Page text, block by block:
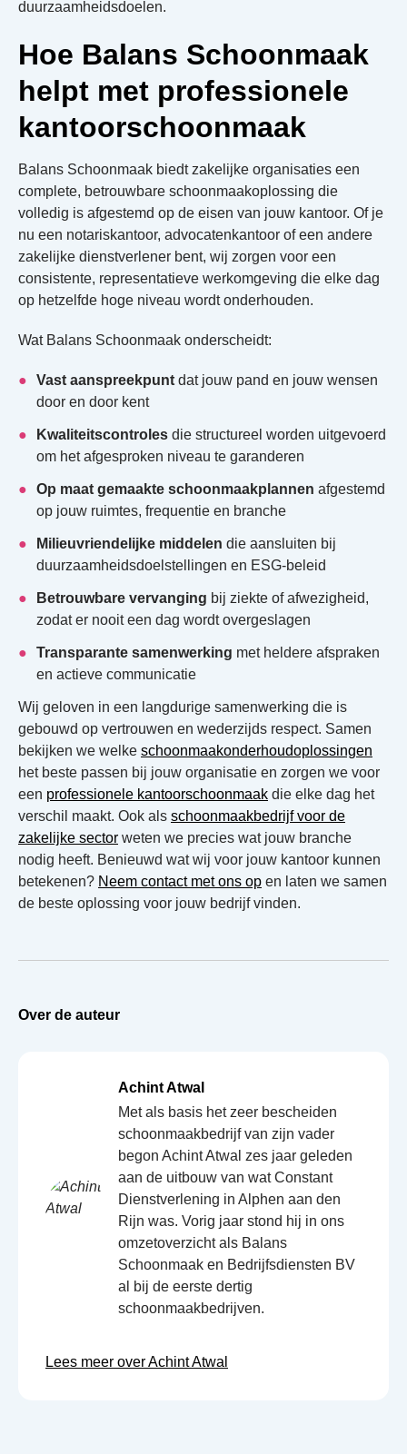
duurzaamheidsdoelen.
Hoe Balans Schoonmaak
helpt met professionele
kantoorschoonmaak
Balans Schoonmaak biedt zakelijke organisaties een
complete, betrouwbare schoonmaakoplossing die
volledig is afgestemd op de eisen van jouw kantoor. Of je
nu een notariskantoor, advocatenkantoor of een andere
zakelijke dienstverlener bent, wij zorgen voor een
consistente, representatieve werkomgeving die elke dag
op hetzelfde hoge niveau wordt onderhouden.
Wat Balans Schoonmaak onderscheidt:
Vast aanspreekpunt dat jouw pand en jouw wensen
door en door kent
Kwaliteitscontroles die structureel worden uitgevoerd
om het afgesproken niveau te garanderen
Op maat gemaakte schoonmaakplannen afgestemd
op jouw ruimtes, frequentie en branche
Milieuvriendelijke middelen die aansluiten bij
duurzaamheidsdoelstellingen en ESG-beleid
Betrouwbare vervanging bij ziekte of afwezigheid,
zodat er nooit een dag wordt overgeslagen
Transparante samenwerking met heldere afspraken
en actieve communicatie
Wij geloven in een langdurige samenwerking die is
gebouwd op vertrouwen en wederzijds respect. Samen
bekijken we welke schoonmaakonderhoudoplossingen
het beste passen bij jouw organisatie en zorgen we voor
een professionele kantoorschoonmaak die elke dag het
verschil maakt. Ook als schoonmaakbedrijf voor de
zakelijke sector weten we precies wat jouw branche
nodig heeft. Benieuwd wat wij voor jouw kantoor kunnen
betekenen? Neem contact met ons op en laten we samen
de beste oplossing voor jouw bedrijf vinden.
Over de auteur
Achint Atwal
Met als basis het zeer bescheiden
schoonmaakbedrijf van zijn vader
begon Achint Atwal zes jaar geleden
aan de uitbouw van wat Constant
Dienstverlening in Alphen aan den
Rijn was. Vorig jaar stond hij in ons
omzetoverzicht als Balans
Schoonmaak en Bedrijfsdiensten BV
al bij de eerste dertig
schoonmaakbedrijven.
Lees meer over Achint Atwal